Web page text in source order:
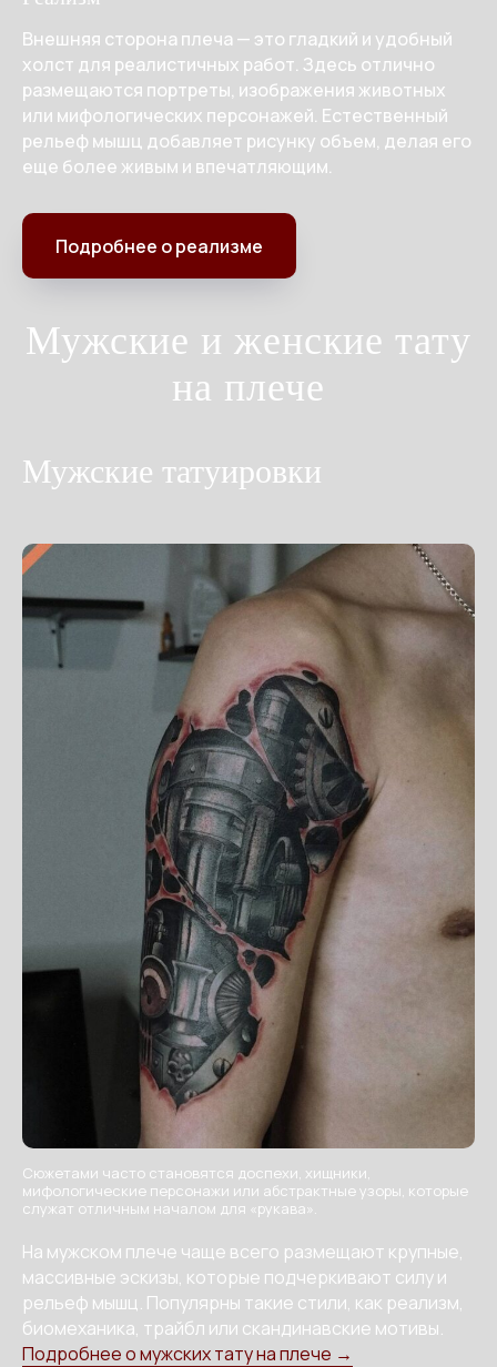
Внешняя сторона плеча — это гладкий и удобный
холст для реалистичных работ. Здесь отлично
размещаются портреты, изображения животных
или мифологических персонажей. Естественный
рельеф мышц добавляет рисунку объем, делая его
еще более живым и впечатляющим.
Подробнее о реализме
Мужские и женские тату
на плече
Мужские татуировки
Сюжетами часто становятся доспехи, хищники,
мифологические персонажи или абстрактные узоры, которые
служат отличным началом для «рукава».
На мужском плече чаще всего размещают крупные,
массивные эскизы, которые подчеркивают силу и
рельеф мышц. Популярны такие стили, как реализм,
биомеханика, трайбл или скандинавские мотивы.
Подробнее о мужских тату на плече →